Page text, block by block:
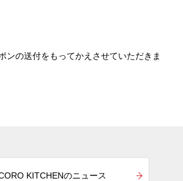
ンの送付をもってかえさせていただきま
KITCHENのニュース